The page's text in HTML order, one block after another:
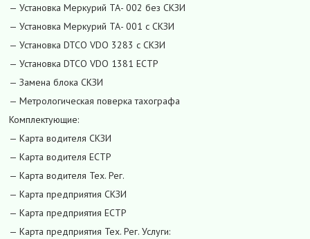
— Установка Меркурий ТА- 002 без СКЗИ
— Установка Меркурий ТА- 001 c СКЗИ
— Установка DTCO VDO 3283 c СКЗИ
— Установка DTCO VDO 1381 ЕСТР
— Замена блока СКЗИ
— Метрологическая поверка тахографа
Комплектующие:
— Карта водителя СКЗИ
— Карта водителя ЕСТР
— Карта водителя Тех. Рег.
— Карта предприятия СКЗИ
— Карта предприятия ЕСТР
— Карта предприятия Тех. Рег. Услуги: